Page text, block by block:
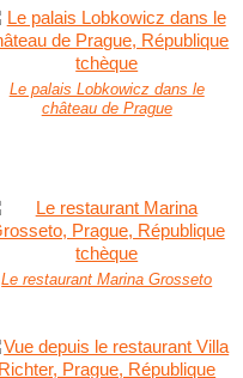
Le palais Lobkowicz dans le
château de Prague
Le restaurant Marina Grosseto